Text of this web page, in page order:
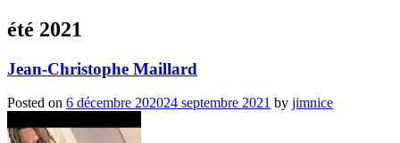
été 2021
Jean-Christophe Maillard
Posted on 6 décembre 202024 septembre 2021 by jimnice